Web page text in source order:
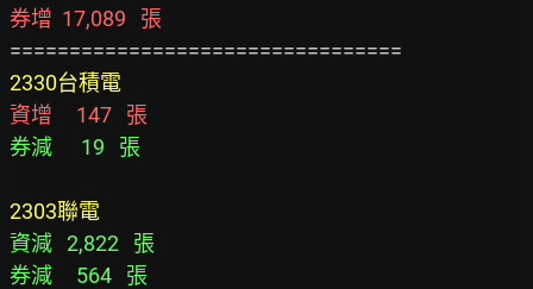
券增  17,089   張
2330台積電
資增     147   張
券減      19   張
2303聯電
資減   2,822   張
券減     564   張